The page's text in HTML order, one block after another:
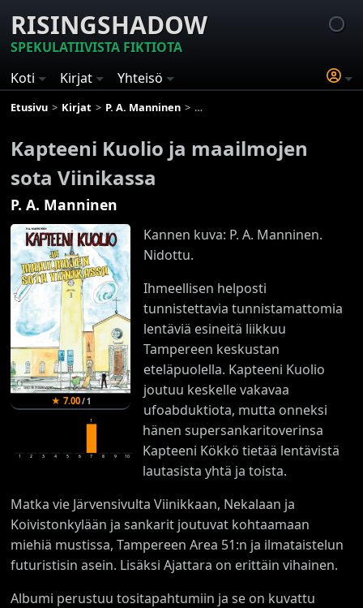
RISINGSHADOW
SPEKULATIIVISTA FIKTIOTA
Koti
Kirjat Yhteisö
Etusivu Kirjat P. A. Manninen Kapteeni Kuolio ja maailmojen
Kapteeni Kuolio ja maailmojen
sota Viinikassa
P. A. Manninen
★ 7.00/1
1 2 3 4 5 6
1
7 8 9 10
Kannen kuva: P. A. Manninen.
Nidottu.
Ihmeellisen helposti
tunnistettavia tunnistamattomia
lentäviä esineitä liikkuu
Tampereen keskustan
eteläpuolella. Kapteeni Kuolio
joutuu keskelle vakavaa
ufoabduktiota, mutta onneksi
hänen supersankaritoverinsa
Kapteeni Kökkö tietää lentävistä
lautasista yhtä ja toista.
Matka vie Järvensivulta Viinikkaan, Nekalaan ja
Koivistonkylään ja sankarit joutuvat kohtaamaan
miehiä mustissa, Tampereen Area 51:n ja ilmataistelun
futuristisin asein. Lisäksi Ajattara on erittäin vihainen.
Albumi perustuu tositapahtumiin ja se on kuvattu